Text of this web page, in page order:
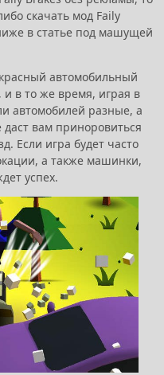
скачать мод Faily
в статье под машущей
автомобильный
в то же время, играя в
автомобилей разные, а
вам приноровиться
Если игра будет часто
а также машинки,
успех.